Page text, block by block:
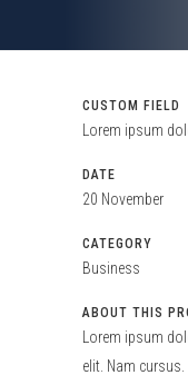
CUSTOM FIELD
Lorem ipsum
DATE
20 November
CATEGORY
Business
ABOUT THIS
Lorem ipsum
elit. Nam